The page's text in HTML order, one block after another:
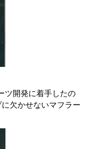
ツ開発に着手したの
欠かせないマフラー